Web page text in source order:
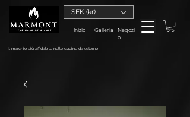
Galleria
Negozi
o
Inizio
Il marchio più affidabile nelle cucine da esterno
SEK (kr)